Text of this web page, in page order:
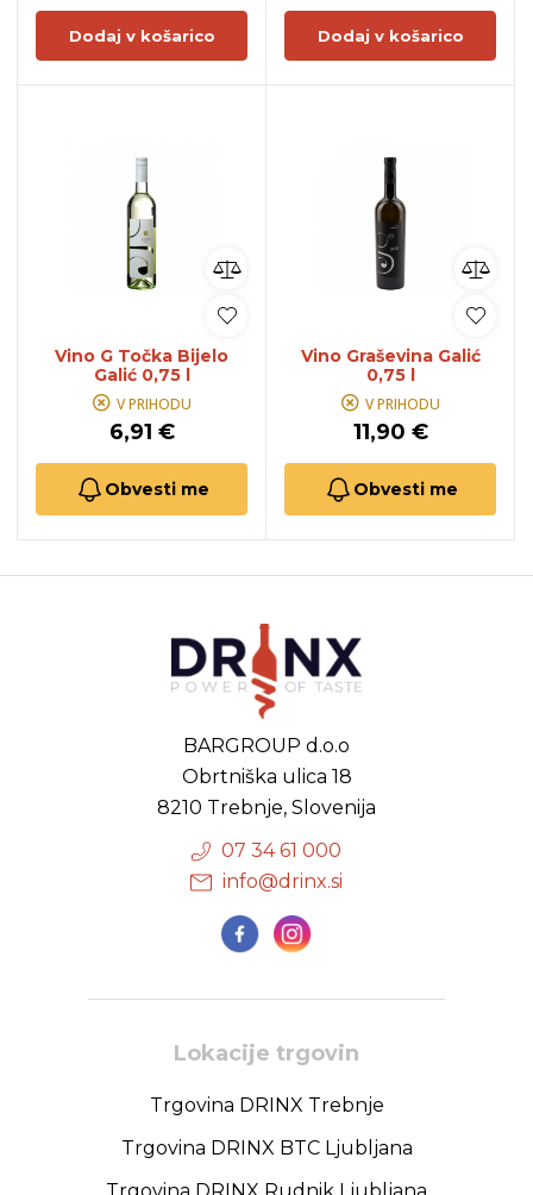
Dodaj v košarico Dodaj v košarico
Vino G Točka Bijelo
Galić 0,75 l
V PRIHODU
6,91 €
Obvesti me
Vino Graševina Galić
0,75 l
V PRIHODU
11,90 €
Obvesti me
BARGROUP d.o.o
Obrtniška ulica 18
8210 Trebnje, Slovenija
07 34 61 000
info@drinx.si
Lokacije trgovin
Trgovina DRINX Trebnje
Trgovina DRINX BTC Ljubljana